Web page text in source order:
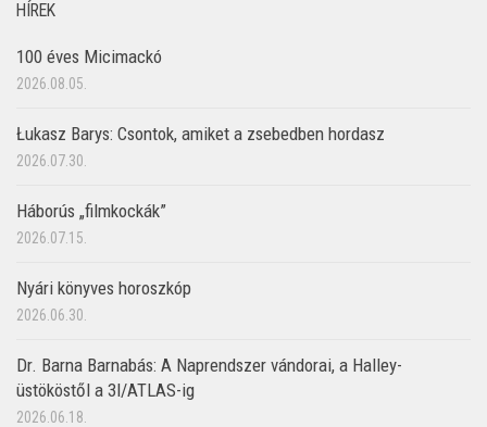
HÍREK
100 éves Micimackó
2026.08.05.
Łukasz Barys: Csontok, amiket a zsebedben hordasz
2026.07.30.
Háborús „filmkockák”
2026.07.15.
Nyári könyves horoszkóp
2026.06.30.
Dr. Barna Barnabás: A Naprendszer vándorai, a Halley-
üstököstől a 3I/ATLAS-ig
2026.06.18.